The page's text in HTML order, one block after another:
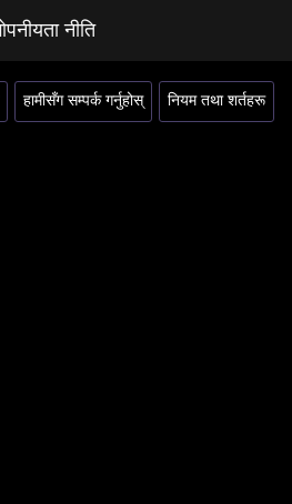
नीति
हामीसँग सम्पर्क गर्नुहोस् नियम तथा शर्तहरू